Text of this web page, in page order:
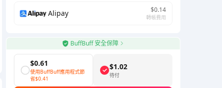
Alipay $0.14
轉帳費用
BuffBuff 安全保障
$0.61
使用BuffBuff應用程式節
省$0.41
$1.02
待付